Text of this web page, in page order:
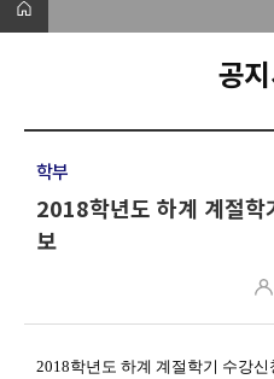
공
학부
2018학년도 하계 계절학
보
2018학년도 하계 계절학기 수강신